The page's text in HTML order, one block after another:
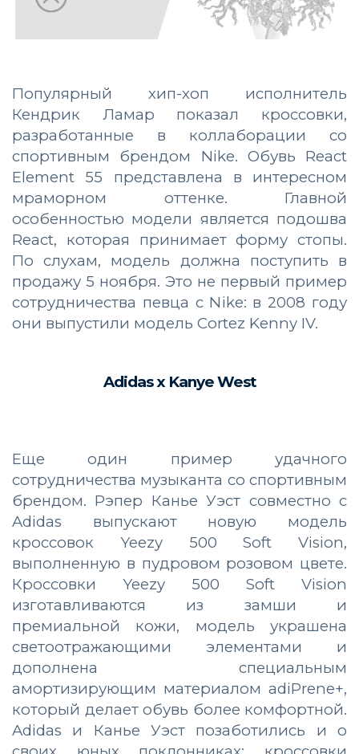
Популярный хип-хоп исполнитель
Кендрик Ламар показал кроссовки,
разработанные в коллаборации со
спортивным брендом Nike. Обувь React
Element 55 представлена в интересном
мраморном оттенке. Главной
особенностью модели является подошва
React, которая принимает форму стопы.
По слухам, модель должна поступить в
продажу 5 ноября. Это не первый пример
сотрудничества певца с Nike: в 2008 году
они выпустили модель Cortez Kenny IV.
Adidas x Kanye West
Еще один пример удачного
сотрудничества музыканта со спортивным
брендом. Рэпер Канье Уэст совместно с
Adidas выпускают новую модель
кроссовок Yeezy 500 Soft Vision,
выполненную в пудровом розовом цвете.
Кроссовки Yeezy 500 Soft Vision
изготавливаются из замши и
премиальной кожи, модель украшена
светоотражающими элементами и
дополнена специальным
амортизирующим материалом adiPrene+,
который делает обувь более комфортной.
Adidas и Канье Уэст позаботились и о